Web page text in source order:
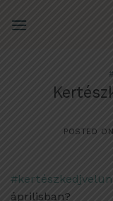
POSTED ON
áprilisban?